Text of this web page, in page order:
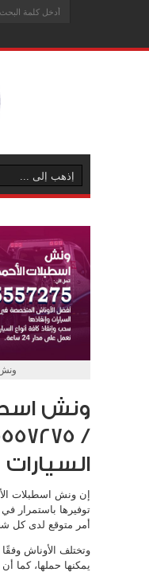
ونش
السيارات
إن ونش اسطبلات
توفيرها باستمرار
أمر متوقع لدى كل
وتختلف الأوناش
يمكنها حملها، كما